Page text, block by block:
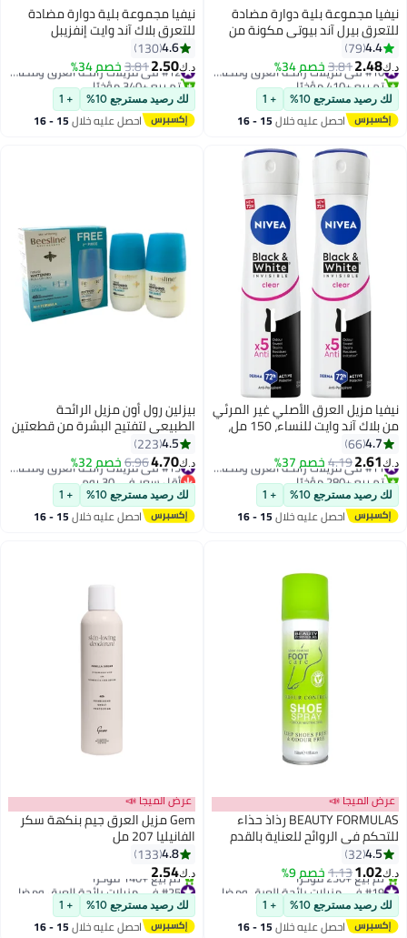
نيفيا مجموعة بلية دوارة مضادة
للتعرق بيرل آند بيوتي مكونة من
قطعتين 50ملليلتر
4.4
79
د.ك‏2.48
3.81خصم 34%
تم بيع +410 مؤخرًا
لك رصيد مسترجع 10% + 1
احصل عليه خلال 15 - 16
نيفيا مجموعة بلية دوارة مضادة
للتعرق بلاك آند وايت إنفزيبل
أوريجينال من عبوتين 50ملليلتر
4.6
130
د.ك‏2.50
3.81خصم 34%
تم بيع +340 مؤخرًا
لك رصيد مسترجع 10% + 1
احصل عليه خلال 15 - 16
نيفيا مزيل العرق الأصلي غير المرئي
من بلاك آند وايت للنساء، 150 مل،
قطعتين
4.7
66
د.ك‏2.61
4.19خصم 37%
تم بيع +280 مؤخرًا
لك رصيد مسترجع 10% + 1
احصل عليه خلال 15 - 16
بيزلين رول أون مزيل الرائحة
الطبيعي لتفتيح البشرة من قطعتين
2x50ملليلتر4.5
223
د.ك‏4.70
6.96خصم 32%
أقل سعر في 30 يوم
لك رصيد مسترجع 10% + 1
احصل عليه خلال 15 - 16
عرض الميجا 📣
BEAUTY FORMULAS رذاذ حذاء
للتحكم في الروائح للعناية بالقدم
4.5
32
د.ك‏1.02
1.13خصم 9%
أقل سعر في 30 يوم
تم بيع +230 مؤخرًا
لك رصيد مسترجع 10% + 1
احصل عليه خلال 15 - 16
عرض الميجا 📣
Gem مزيل العرق جيم بنكهة سكر
الفانيليا 207 مل
4.8
133
د.ك‏2.54
أقل سعر في 7 يوم
تم بيع +140 مؤخرًا
لك رصيد مسترجع 10% + 1
احصل عليه خلال 15 - 16